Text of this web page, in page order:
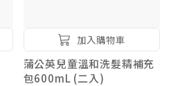
加入購物車
蒲公英兒童溫和洗髮精補充
包600mL (二入)